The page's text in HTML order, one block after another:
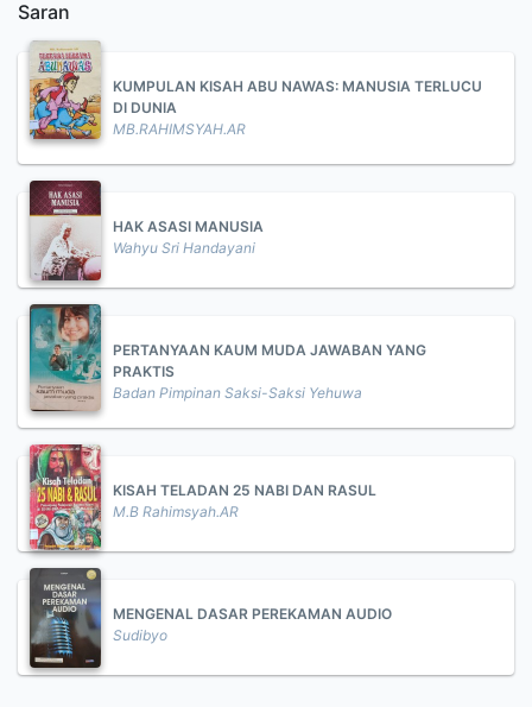
Saran
KUMPULAN KISAH ABU NAWAS: MANUSIA TERLUCU
DI DUNIA
MB.RAHIMSYAH.AR
HAK ASASI MANUSIA
Wahyu Sri Handayani
PERTANYAAN KAUM MUDA JAWABAN YANG
PRAKTIS
Badan Pimpinan Saksi-Saksi Yehuwa
KISAH TELADAN 25 NABI DAN RASUL
M.B Rahimsyah.AR
MENGENAL DASAR PEREKAMAN AUDIO
Sudibyo